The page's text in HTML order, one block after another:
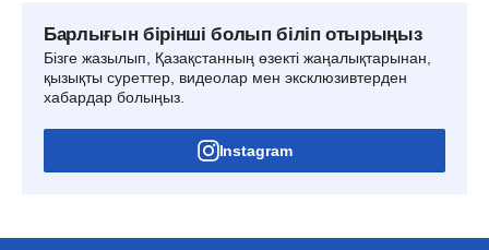
Барлығын бірінші болып біліп отырыңыз
Бізге жазылып, Қазақстанның өзекті жаңалықтарынан,
қызықты суреттер, видеолар мен эксклюзивтерден
хабардар болыңыз.
Instagram